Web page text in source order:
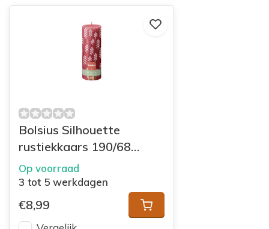
Bolsius Silhouette
rustiekkaars 190/68
Delicate Red
Op voorraad
3 tot 5 werkdagen
€8,99